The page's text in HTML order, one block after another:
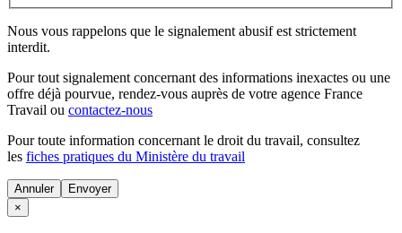
Nous vous rappelons que le signalement abusif est strictement
interdit.
Pour tout signalement concernant des informations inexactes ou une
offre déjà pourvue, rendez-vous auprès de votre agence France
Travail ou contactez-nous
Pour toute information concernant le droit du travail, consultez
les fiches pratiques du Ministère du travail
Annuler
×